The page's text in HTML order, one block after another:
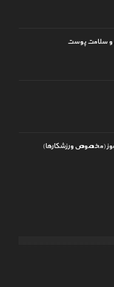
و سلامت پوست
موز(مخصوص ورزشکارها)